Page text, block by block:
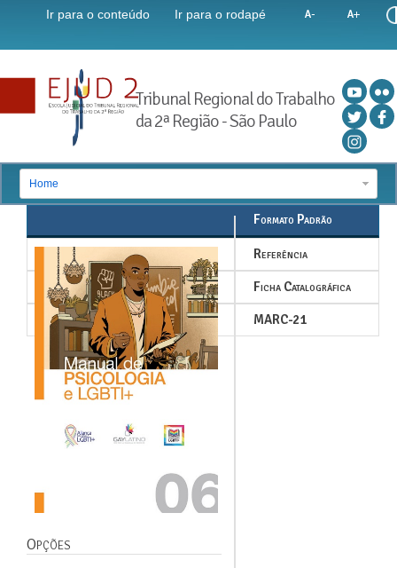
Ir para o conteúdo Ir para o rodapé
Tribunal Regional do Trabalho
da 2ª Região - São Paulo
Home
Opções
Formato Padrão
Referência
Ficha Catalográfica
MARC-21